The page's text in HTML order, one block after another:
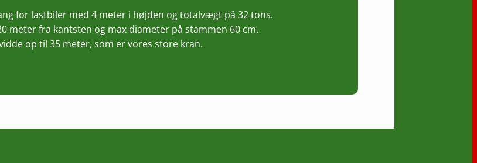
for lastbiler med 4 meter i højden og totalvægt på 32 tons.
meter fra kantsten og max diameter på stammen 60 cm.
op til 35 meter, som er vores store kran.